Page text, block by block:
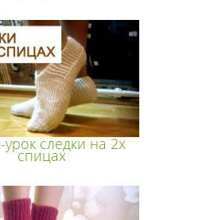
следки на 2х
спицах